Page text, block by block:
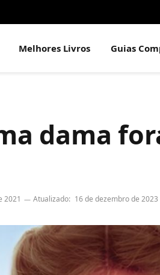
Melhores Livros Guias
dama
2021 Atualizado: 16 de dezembro de 2023